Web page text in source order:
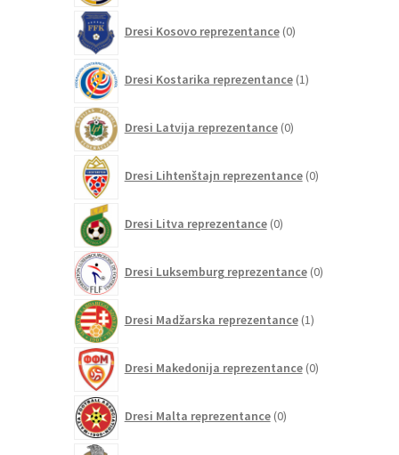
Dresi Kosovo reprezentance 0izdelkov
Dresi Kostarika reprezentance 1izdelek
Dresi Latvija reprezentance 0izdelkov
Dresi Lihtenštajn reprezentance 0izdelkov
Dresi Litva reprezentance 0izdelkov
Dresi Luksemburg reprezentance 0izdelkov
Dresi Madžarska reprezentance 1izdelek
Dresi Makedonija reprezentance 0izdelkov
Dresi Malta reprezentance 0izdelkov